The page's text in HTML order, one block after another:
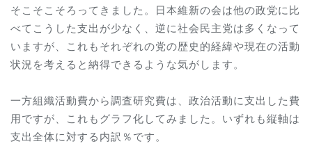
そこそこそろってきました。日本維新の会は他の政党に比
べてこうした支出が少なく、逆に社会民主党は多くなって
いますが、これもそれぞれの党の歴史的経緯や現在の活動
状況を考えると納得できるような気がします。
一方組織活動費から調査研究費は、政治活動に支出した費
用ですが、これもグラフ化してみました。いずれも縦軸は
支出全体に対する内訳％です。